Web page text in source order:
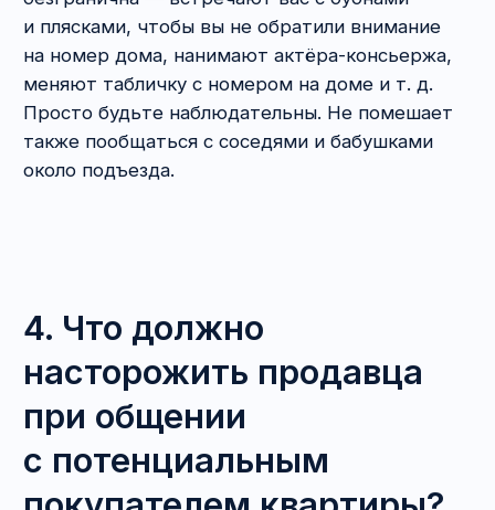
Не знаете, что выбрать, или риэлторы
подсовывают какой-то непонятный договор?
Пишите наinfo@msablina.ru, мы оценим риски
ситуации.
квартиры?
На рынке недвижимости применительно
к данному вопросу принято говорить
о проверке юридической «чистоты» квартиры.
Такая проверка включает в себя анализ
по двум направлениям: